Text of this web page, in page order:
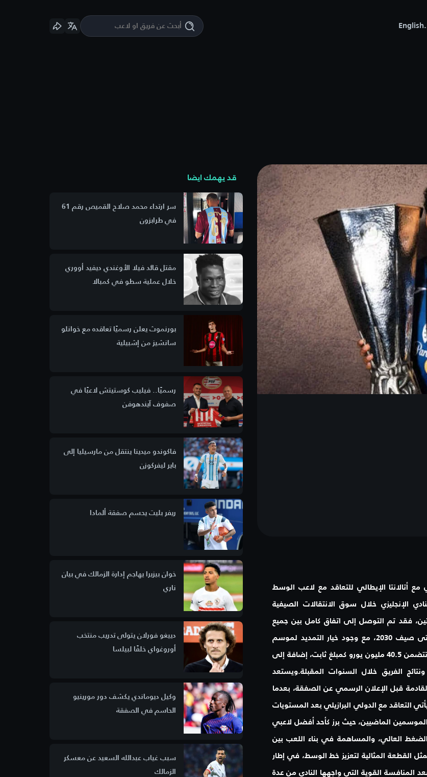
English
أتالانتا الإيطالي للتعاقد مع لاعب الوسط
الإنجليزي خلال سوق الانتقالات الصيفية
فقد تم التوصل إلى اتفاق كامل بين جميع
الأطراف، حيث سيوقع اللاعب عقدًا يمتد لأربع سنوات حتى صيف 2030، مع وجود خيار التمديد لموسم
إضافي.وستبلغ القيمة الإجمالية للصفقة 45 مليون يورو، تتضمن 40.5 مليون يورو كمبلغ ثابت، إضافة إلى
الفريق خلال السنوات المقبلة.ويستعد
قبل الإعلان الرسمي عن الصفقة، بعدما
التعاقد مع الدولي البرازيلي بعد المستويات
الموسمين الماضيين، حيث برز كأحد أفضل لاعبي
العالي، والمساهمة في بناء اللعب بين
القطعة المثالية لتعزيز خط الوسط، في إطار
المنافسة القوية التي واجهها النادي من عدة
قد يهمك ايضا
سر ارتداء محمد صلاح القميص رقم 61
في طرابزون
مقتل قائد فيلا الأوغندي ديفيد أووري
خلال عملية سطو في كمبالا
بورنموث يعلن رسميًا تعاقده مع خوانلو
سانشيز من إشبيلية
رسميًا.. فيليب كوستيتش لاعبًا في
صفوف آيندهوفن
فاكوندو ميدينا ينتقل من مارسيليا إلى
باير ليفركوزن
ريفر بليت يحسم صفقة ألمادا
خوان بيزيرا يهاجم إدارة الزمالك في بيان
ناري
دييغو فورلان يتولى تدريب منتخب
أوروغواي خلفًا لبيلسا
وكيل ديوماندي يكشف دور مورينيو
الحاسم في الصفقة
سبب غياب عبدالله السعيد عن معسكر
الزمالك